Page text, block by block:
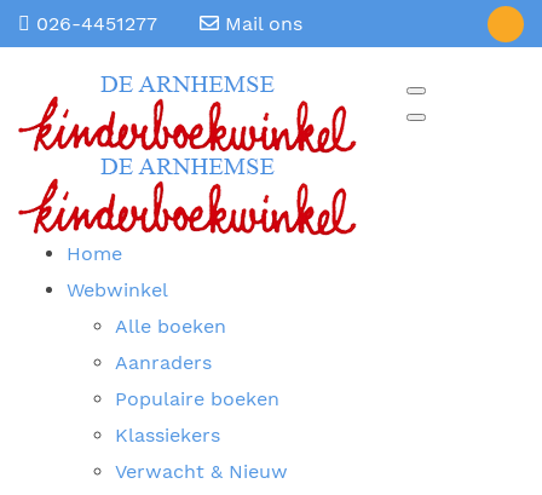
026-4451277 Mail ons
Home
Webwinkel
Alle boeken
Aanraders
Populaire boeken
Klassiekers
Verwacht & Nieuw